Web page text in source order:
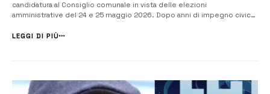
candidatura al Consiglio comunale in vista delle elezioni
amministrative del 24 e 25 maggio 2026. Dopo anni di impegno civico
Priolo–Melilli–Siracusa ha deciso di portare la sua battaglia per
LEGGI DI PIÙ